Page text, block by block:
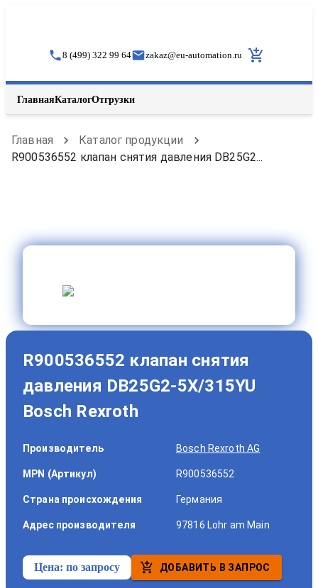
8 (499) 322 99 64 zakaz@eu-automation.ru
ГлавнаяКаталогОтгрузки
Главная
Каталог продукции
R900536552 клапан снятия давления DB25G2...
R900536552 клапан снятия
давления DB25G2-5X/315YU
Bosch Rexroth
Производитель Bosch Rexroth AG
MPN (Артикул) R900536552
Страна происхождения Германия
Адрес производителя 97816 Lohr am Main
Цена: по запросу ДОБАВИТЬ В ЗАПРОС